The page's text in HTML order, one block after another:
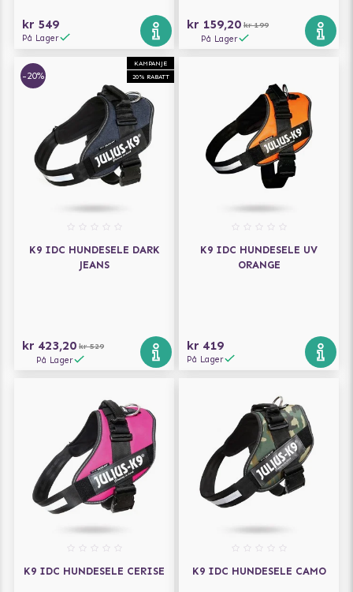
kr 549
På Lager
kr 159,20 kr 199
På Lager
KAMPANJE
20% RABATT
-20%
K9 IDC HUNDESELE DARK
JEANS
kr 423,20 kr 529
På Lager
K9 IDC HUNDESELE UV
ORANGE
kr 419
På Lager
K9 IDC HUNDESELE CERISE K9 IDC HUNDESELE CAMO